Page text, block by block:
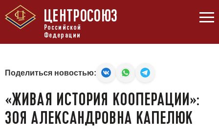
ЦЕНТРОСОЮЗ
Российской
Федерации
Поделиться новостью:
«ЖИВАЯ ИСТОРИЯ КООПЕРАЦИИ»:
ЗОЯ АЛЕКСАНДРОВНА КАПЕЛЮК